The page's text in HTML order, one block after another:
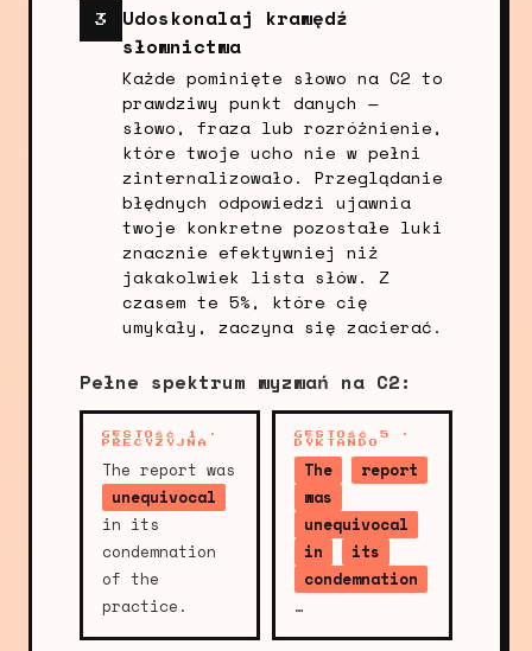
3
Udoskonalaj krawędź
słownictwa
Każde pominięte słowo na C2 to
prawdziwy punkt danych —
słowo, fraza lub rozróżnienie,
które twoje ucho nie w pełni
zinternalizowało. Przeglądanie
błędnych odpowiedzi ujawnia
twoje konkretne pozostałe luki
znacznie efektywniej niż
jakakolwiek lista słów. Z
czasem te 5%, które cię
umykały, zaczyna się zacierać.
Pełne spektrum wyzwań na C2:
GĘSTOŚĆ 1 ·
PRECYZYJNA
The report was
unequivocal
in its
condemnation
of the
practice.
GĘSTOŚĆ 5 ·
DYKTANDO
The
report
was
unequivocal
in
its
condemnation
…